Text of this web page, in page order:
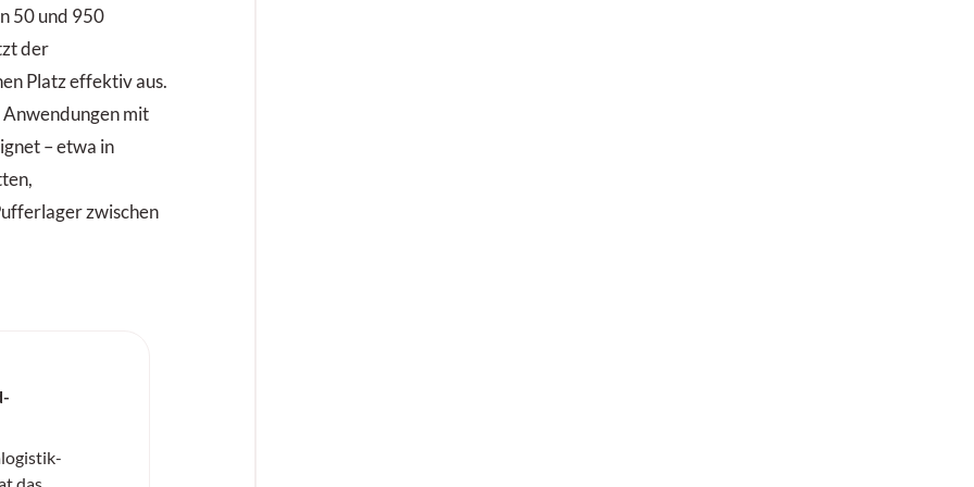
50 und 950
der
Platz effektiv aus.
Anwendungen mit
– etwa in
zwischen